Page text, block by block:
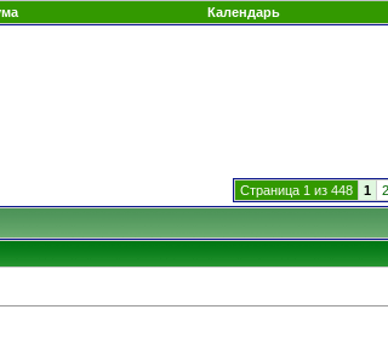
Календарь
Страница 1 из 448 1 2